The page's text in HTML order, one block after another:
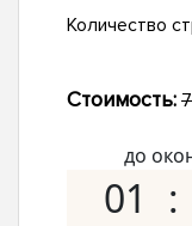
Количество
Стоимость:
до
01